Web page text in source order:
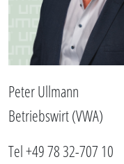
Peter Ullmann
Betriebswirt (VWA)
Tel +49 78 32-707 10